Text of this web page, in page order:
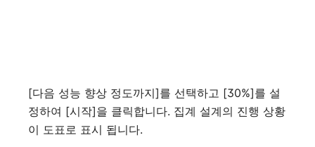
[다음 성능 향상 정도까지]를 선택하고 [30%]를 설
정하여 [시작]을 클릭합니다. 집계 설계의 진행 상황
이 도표로 표시 됩니다.